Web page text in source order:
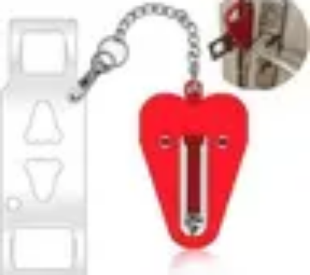
Conseils pratiques
Achat et location
Conseils et
AstucesPréparation Tendances
Premier Logement